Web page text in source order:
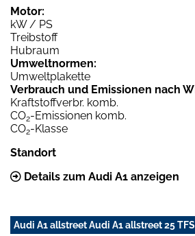
Motor:
kW / PS
Treibstoff
Hubraum
Umweltnormen:
Umweltplakette
Verbrauch und Emissionen nach
Kraftstoffverbr. komb.
CO2-Emissionen komb.
CO2-Klasse
Standort
Details zum Audi A1 anzeigen
Audi A1 allstreet Audi A1 allstreet 25